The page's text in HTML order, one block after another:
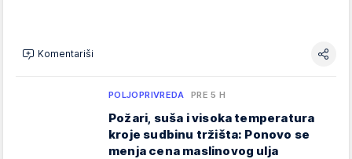
Komentariši
POLJOPRIVREDA PRE 5 H
Požari, suša i visoka temperatura
kroje sudbinu tržišta: Ponovo se
menja cena maslinovog ulja